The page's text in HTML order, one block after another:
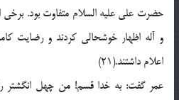
حضرت علی علیه السلام متفاوت بود. برخی
و آله اظهار خوشحالی کردند و رضایت
اعلام داشتند.(21)
عمر گفت: به خدا قسم! من چهل انگشتر